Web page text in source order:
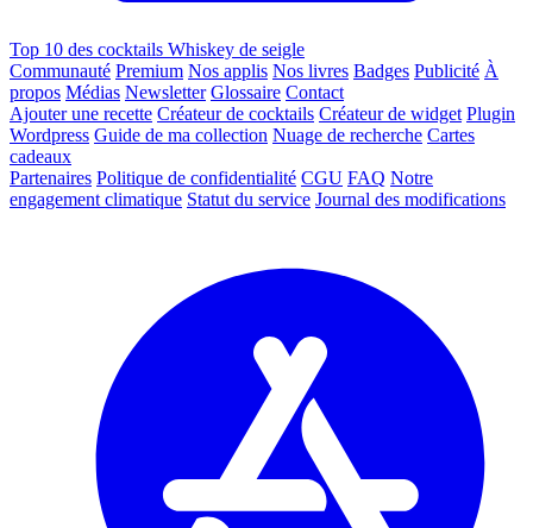
Top 10 des cocktails Whiskey de seigle
Communauté Premium Nos applis Nos livres Badges Publicité À
propos Médias Newsletter Glossaire Contact
Ajouter une recette Créateur de cocktails Créateur de widget Plugin
Wordpress Guide de ma collection Nuage de recherche Cartes
cadeaux
Partenaires Politique de confidentialité CGU FAQ Notre
engagement climatique Statut du service Journal des modifications